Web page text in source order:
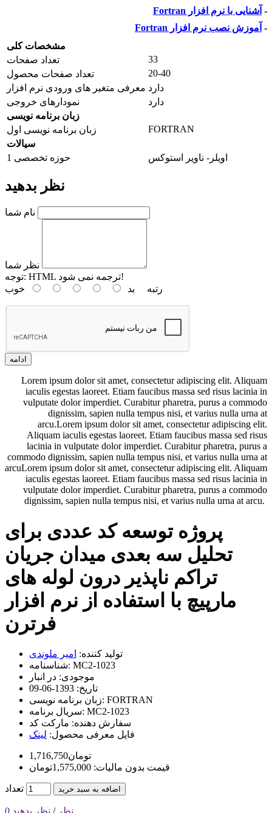
- آشنایی با نرم افزار Fortran
- آموزش نصب نرم افزار Fortran
مشخصات کلی
تعداد صفحات
33
تعداد صفحات محصول
20-40
معرفی متغیر های ورودی نرم افزار دارد
نمودارهای خروجی
دارد
زبان برنامه نویسی
زبان برنامه نویسی اول
FORTRAN
سیالات
حوزه تخصصی 1
اویلر- ناویر استوکس
نظر بدهید
نام شما
نظر شما
توجه:
HTML ترجمه نمی شود!
رتبه بد خوب
ادامه
Lorem ipsum dolor sit amet, consectetur adipiscing elit. Aliquam
iaculis egestas laoreet. Etiam faucibus massa sed risus lacinia in
vulputate dolor imperdiet. Curabitur pharetra, purus a commodo
dignissim, sapien nulla tempus nisi, et varius nulla urna at
arcu.Lorem ipsum dolor sit amet, consectetur adipiscing elit.
Aliquam iaculis egestas laoreet. Etiam faucibus massa sed risus
lacinia in vulputate dolor imperdiet. Curabitur pharetra, purus a
commodo dignissim, sapien nulla tempus nisi, et varius nulla urna at
arcuLorem ipsum dolor sit amet, consectetur adipiscing elit. Aliquam
iaculis egestas laoreet. Etiam faucibus massa sed risus lacinia in
vulputate dolor imperdiet. Curabitur pharetra, purus a commodo
dignissim, sapien nulla tempus nisi, et varius nulla urna at arcu.
پروژه توسعه کد عددی برای
تحلیل سه بعدی میدان جریان
تراکم ناپذیر درون لوله های
مارپیچ با استفاده از نرم افزار
فرترن
تولید کننده: امیر ملوندی
شناسنامه: MC2-1023
موجودی: در انبار
تاریخ: 1393-06-09
زبان برنامه نویسی: FORTRAN
سریال برنامه: MC2-1023
سفارش دهنده: مارکت کد
فایل معرفی محصول: لینک
1,716,750تومان
قیمت بدون مالیات: 1,575,000تومان
تعداد اضافه به سبد خرید
0 نظر / نظر بدهید